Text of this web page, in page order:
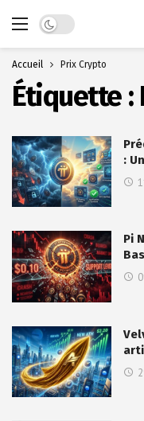
Dark mode
Accueil Prix Crypto
Étiquette :
:
Pi